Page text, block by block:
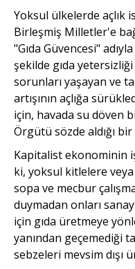
Yoksul ülkelerde açlık
Birleşmiş Milletler'e
"Gıda Güvencesi"
şekilde gıda
sorunları yaşayan ve
artışının açlığa
için, havada su döven
Örgütü sözde aldığı
Kapitalist ekonominin
ki, yoksul kitlelere
sopa ve mecbur
duymadan onları
için gıda üretmeye
yanından geçemediği
sebzeleri mevsim dışı